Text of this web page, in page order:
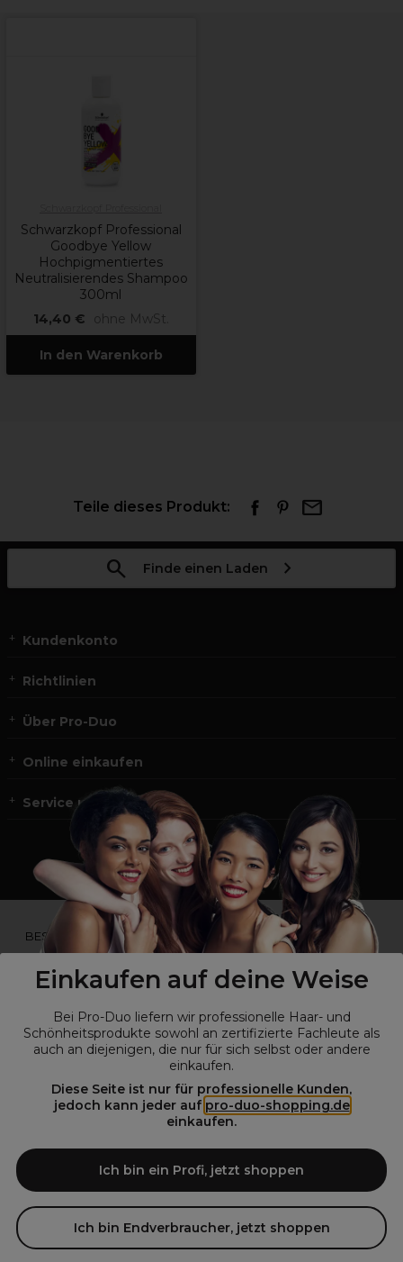
Einkaufen auf deine Weise
Bei Pro-Duo liefern wir professionelle Haar- und
Schönheitsprodukte sowohl an zertifizierte Fachleute als
auch an diejenigen, die nur für sich selbst oder andere
einkaufen.
Diese Seite ist nur für professionelle Kunden,
jedoch kann jeder auf pro-duo-shopping.de
einkaufen.
Ich bin ein Profi, jetzt shoppen
Ich bin Endverbraucher, jetzt shoppen
Schwarzkopf Professional
Goodbye Yellow
Hochpigmentiertes
Neutralisierendes Shampoo
300ml
14,40 €
ohne MwSt.
In den Warenkorb
Teile dieses Produkt:
Finde einen Laden
Kundenkonto
Richtlinien
Über Pro-Duo
Online einkaufen
Service und Kontakt
*Du bist kein Profikunde?
BESUCHE
UNSERE WEBSEITE FÜR ENDVERBRAUCHER.*
Pro-Duo ist Ihr zuverlässiger Partner für hochwertige Produkte im
Friseur- und Kosmetikbereich. Unsere sorgfältig ausgewählten,
zu Spezialwerkzeugen, sind so konzipiert, dass sie die Erwartungen
von Friseursalons und Kosmetikstudios übertreffen. Verlassen Sie sich
auf Pro-Duo für erstklassige Qualität und zeitgemäße Lösungen.